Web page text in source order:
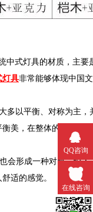
灯具的材质，主要是以
灯具非常能够体现中国文化
多以平衡、对称为
，在整体的构架上也
形成一种对比，给
适的感觉。
QQ咨询
在线咨询